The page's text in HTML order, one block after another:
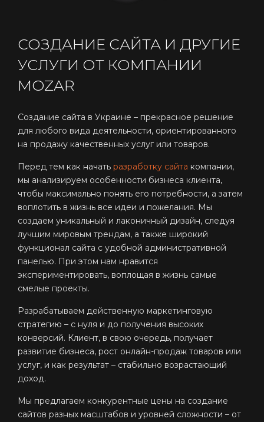
СОЗДАНИЕ САЙТА И ДРУГИЕ
УСЛУГИ ОТ КОМПАНИИ
MOZAR
Создание сайта в Украине – прекрасное решение
для любого вида деятельности, ориентированного
на продажу качественных услуг или товаров.
Перед тем как начать разработку сайта компании,
мы анализируем особенности бизнеса клиента,
чтобы максимально понять его потребности, а затем
воплотить в жизнь все идеи и пожелания. Мы
создаем уникальный и лаконичный дизайн, следуя
лучшим мировым трендам, а также широкий
функционал сайта с удобной административной
панелью. При этом нам нравится
экспериментировать, воплощая в жизнь самые
смелые проекты.
Разрабатываем действенную маркетинговую
стратегию – с нуля и до получения высоких
конверсий. Клиент, в свою очередь, получает
развитие бизнеса, рост онлайн-продаж товаров или
услуг, и как результат – стабильно возрастающий
доход.
Мы предлагаем конкурентные цены на создание
сайтов разных масштабов и уровней сложности – от